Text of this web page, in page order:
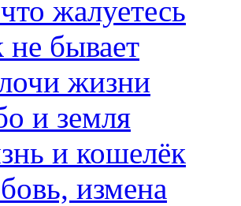
жалуетесь
не бывает
жизни
и земля
и кошелёк
измена